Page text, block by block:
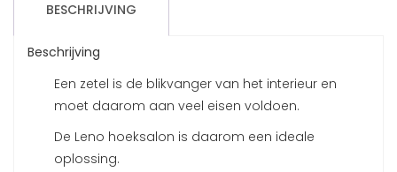
BESCHRIJVING
Beschrijving
Een zetel is de blikvanger van het interieur en
moet daarom aan veel eisen voldoen.
De Leno hoeksalon is daarom een ideale
oplossing.